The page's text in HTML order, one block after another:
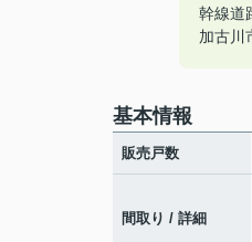
幹線道
加古
基本情報
販売戸数
間取り / 詳細